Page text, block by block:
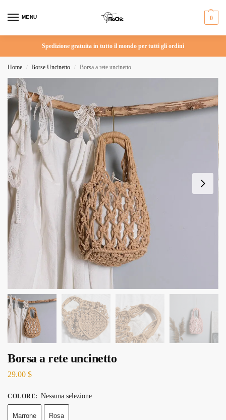
MENU 0
Spedizione gratuita in tutto il mondo per tutti gli ordini
Home / Borse Uncinetto / Borsa a rete uncinetto
Borsa a rete uncinetto
29.00 $
COLORE: Nessuna selezione
Marrone Rosa